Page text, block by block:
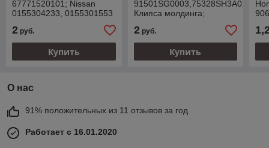
67771520101; Nissan
0155304233, 0155301553
2 руб.
Купить
Клипса молдинга;
2руб.
Купить
О нас
91% положительных из 11 отзывов за год
Работает с 16.01.2020